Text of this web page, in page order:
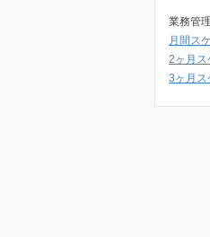
業務管
月間ス
2ヶ月ス
3ヶ月ス